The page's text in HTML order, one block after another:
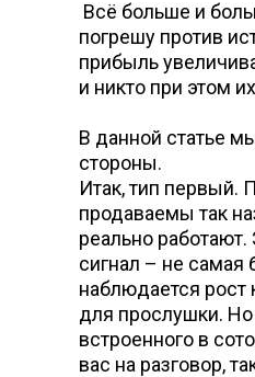
Всё больше и
погрешу против
прибыль
и никто при этом
В данной статье
стороны.
Итак, тип первый.
продаваемы так
реально работают.
сигнал – не самая
наблюдается рост
для прослушки. Но
встроенного в
вас на разговор,